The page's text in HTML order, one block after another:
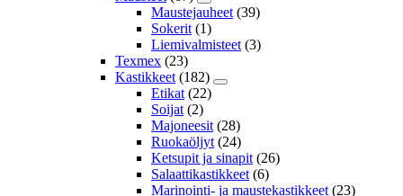
Maustejauheet (39)
Sokerit (1)
Liemivalmisteet (3)
Texmex (23)
Kastikkeet (182)
Etikat (22)
Soijat (2)
Majoneesit (28)
Ruokaöljyt (24)
Ketsupit ja sinapit (26)
Salaattikastikkeet (6)
Marinointi- ja maustekastikkeet (23)